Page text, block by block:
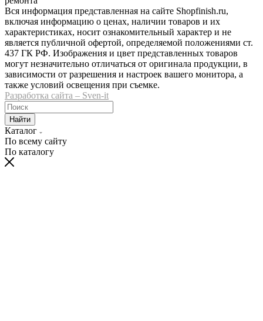
Вся информация представленная на сайте Shopfinish.ru,
включая информацию о ценах, наличии товаров и их
характеристиках, носит ознакомительный характер и не
является публичной офертой, определяемой положениями ст.
437 ГК РФ. Изображения и цвет представленных товаров
могут незначительно отличаться от оригинала продукции, в
зависимости от разрешения и настроек вашего монитора, а
также условий освещения при съемке.
Разработка сайта – Sven-it
Найти
Каталог
По всему сайту
По каталогу